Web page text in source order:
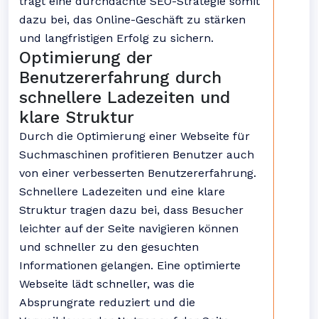
dazu bei, das Online-Geschäft zu stärken
und langfristigen Erfolg zu sichern.
Optimierung der
Benutzererfahrung durch
schnellere Ladezeiten und
klare Struktur
Durch die Optimierung einer Webseite für
Suchmaschinen profitieren Benutzer auch
von einer verbesserten Benutzererfahrung.
Schnellere Ladezeiten und eine klare
Struktur tragen dazu bei, dass Besucher
leichter auf der Seite navigieren können
und schneller zu den gesuchten
Informationen gelangen. Eine optimierte
Webseite lädt schneller, was die
Absprungrate reduziert und die